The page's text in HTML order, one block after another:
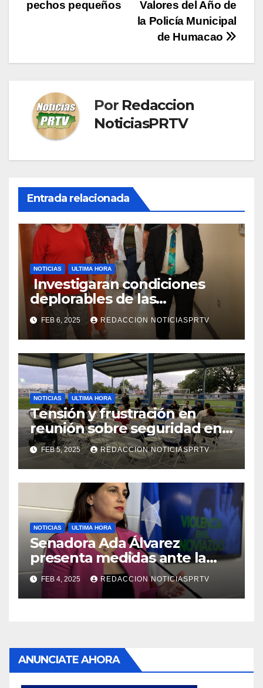
de
Valores del Año de
la Policía Municipal
de Humacao
pechos pequeños
Por Redaccion
NoticiasPRTV
Entrada relacionada
NOTICIAS ULTIMA HORA
Investigaran condiciones
deplorables de las
facilidades el Departamento
de la Salud en Mayagüez
FEB 6, 2025 REDACCION NOTICIASPRTV
NOTICIAS ULTIMA HORA
Tensión y frustración en
reunión sobre seguridad en
Reparto Metropolitano
FEB 5, 2025 REDACCION NOTICIASPRTV
NOTICIAS ULTIMA HORA
Senadora Ada Álvarez
presenta medidas ante la
violencia en el noviazgo
FEB 4, 2025 REDACCION NOTICIASPRTV
ANUNCIATE AHORA